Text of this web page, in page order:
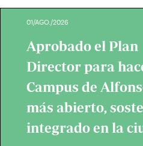
01/AGO./2026
Aprobado el Plan
Director para
Campus de
más abierto,
integrado en la